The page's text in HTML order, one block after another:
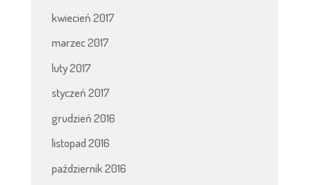
kwiecień 2017
marzec 2017
luty 2017
styczeń 2017
grudzień 2016
listopad 2016
październik 2016